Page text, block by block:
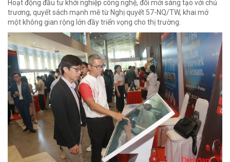
Hoạt động đầu tư khởi nghiệp công nghệ, đổi mới sáng tạo với chủ
trương, quyết sách mạnh mẽ từ Nghị quyết 57-NQ/TW, khai mở
một không gian rộng lớn đầy triển vọng cho thị trường.